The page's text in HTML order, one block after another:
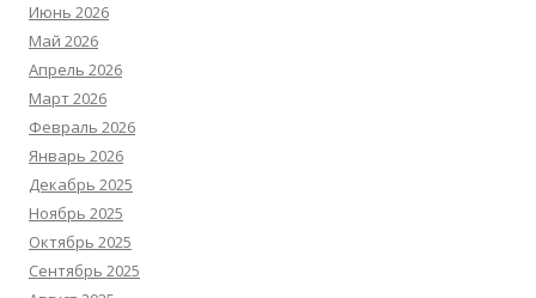
Июнь 2026
Май 2026
Апрель 2026
Март 2026
Февраль 2026
Январь 2026
Декабрь 2025
Ноябрь 2025
Октябрь 2025
Сентябрь 2025